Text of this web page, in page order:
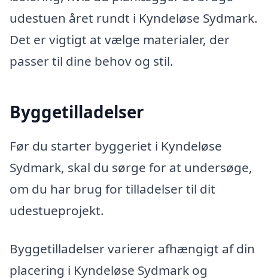
udestuen året rundt i Kyndeløse Sydmark.
Det er vigtigt at vælge materialer, der
passer til dine behov og stil.
Byggetilladelser
Før du starter byggeriet i Kyndeløse
Sydmark, skal du sørge for at undersøge,
om du har brug for tilladelser til dit
udestueprojekt.
Byggetilladelser varierer afhængigt af din
placering i Kyndeløse Sydmark og